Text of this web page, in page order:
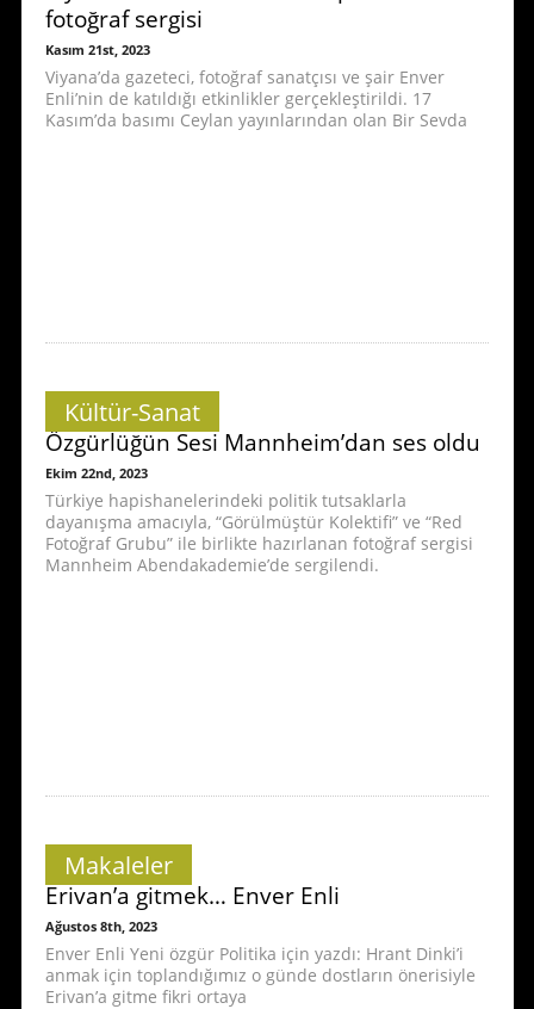
fotoğraf sergisi
Kasım 21st, 2023
Viyana’da gazeteci, fotoğraf sanatçısı ve şair Enver
Enli’nin de katıldığı etkinlikler gerçekleştirildi. 17
Kasım’da basımı Ceylan yayınlarından olan Bir Sevda
Kültür-Sanat
Özgürlüğün Sesi Mannheim’dan ses oldu
Ekim 22nd, 2023
Türkiye hapishanelerindeki politik tutsaklarla
dayanışma amacıyla, “Görülmüştür Kolektifi” ve “Red
Fotoğraf Grubu” ile birlikte hazırlanan fotoğraf sergisi
Mannheim Abendakademie’de sergilendi.
Makaleler
Erivan’a gitmek… Enver Enli
Ağustos 8th, 2023
Enver Enli Yeni özgür Politika için yazdı: Hrant Dinki’i
anmak için toplandığımız o günde dostların önerisiyle
Erivan’a gitme fikri ortaya